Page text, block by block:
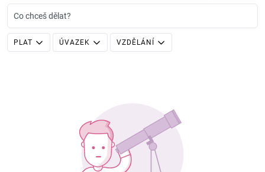
Co chceš dělat?
PLAT ÚVAZEK VZDĚLÁNÍ